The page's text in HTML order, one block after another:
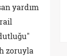
yardım
zoruyla